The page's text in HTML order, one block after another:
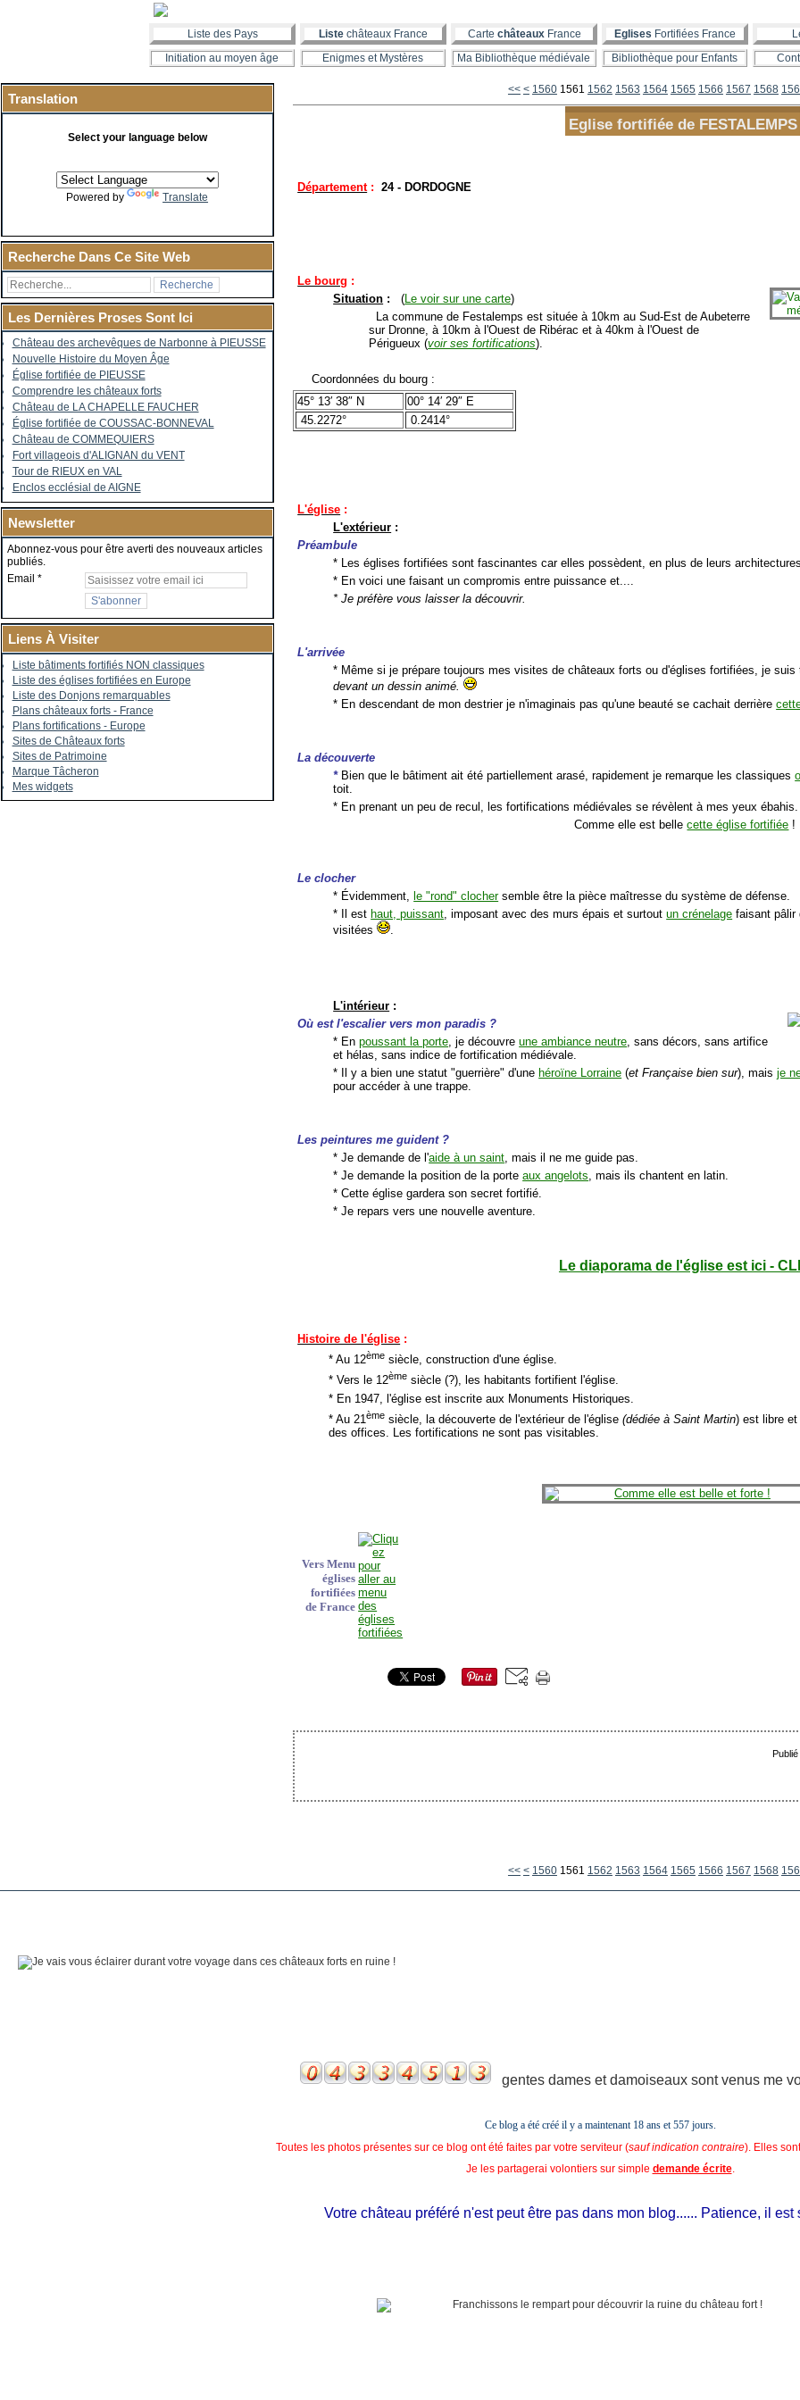
Liste des Pays Liste châteaux France Carte châteauxFrance Eglises Fortifiées France
Initiation au moyen âge
Enigmes et Mystères Ma Bibliothèque médiévale Bibliothèque pour Enfants
Translation
Select your language below
Powered by Translate
Recherche Dans Ce Site Web
Les Dernières Proses Sont Ici
Château des archevêques de Narbonne à PIEUSSE
Nouvelle Histoire du Moyen Âge
Église fortifiée de PIEUSSE
Comprendre les châteaux forts
Château de LA CHAPELLE FAUCHER
Église fortifiée de COUSSAC-BONNEVAL
Château de COMMEQUIERS
Fort villageois d'ALIGNAN du VENT
Tour de RIEUX en VAL
Enclos ecclésial de AIGNE
Newsletter
Abonnez-vous pour être averti des nouveaux articles
publiés.
Email
Liens À Visiter
Liste bâtiments fortifiés NON classiques
Liste des églises fortifiées en Europe
Liste des Donjons remarquables
Plans châteaux forts - France
Plans fortifications - Europe
Sites de Châteaux forts
Sites de Patrimoine
Marque Tâcheron
Mes widgets
<< < 1500
1510
1520
1530
1540
1550
1560 1561 1562 1563 1564 1565 1566 1567 1568
Eglise fortifiée de FESTALEMPS
Département : 24 - DORDOGNE
Le bourg :
Situation : ( Le voir sur une carte)
La commune de Festalemps est située à 10km au Sud-Est de Aubeterre
sur Dronne, à 10km à l'Ouest de Ribérac et à 40km à l'Ouest de
Périgueux (voir ses fortifications).
Coordonnées du bourg :
45° 13′ 38″ N
00° 14′ 29″ E
45.2272°
0.2414°
L'église :
L'extérieur :
Préambule
* Les églises fortifiées sont fascinantes car elles possèdent, en plus de leurs
* En voici une faisant un compromis entre puissance et....
* Je préfère vous laisser la découvrir.
L'arrivée
* Même si je prépare toujours mes visites de châteaux forts ou d'églises fortifiées, je
devant un dessin animé.
* En descendant de mon destrier je n'imaginais pas qu'une beauté se cachait derrière
La découverte
* Bien que le bâtiment ait été partiellement arasé, rapidement je remarque les classiques
toit.
* En prenant un peu de recul, les fortifications médiévales se révèlent à mes yeux ébahis.
Comme elle est bellecette église fortifiée !
Le clocher
* Évidemment,
le "rond" clochersemble être la pièce maîtresse du système de défense.
* Il est haut, puissant , imposant avec des murs épais et surtoutun crénelage faisant pâlir
visitées
L'intérieur :
Où est l'escalier vers mon paradis ?
* Enpoussant la porte , je découvreune ambiance neutre , sans décors, sans artifice
et hélas, sans indice de fortification médiévale.
* Il y a bien une statut "guerrière" d'une héroïne Lorraine (et Française bien sur), maisje
pour accéder à une trappe.
Les peintures me guident ?
* Je demande de l'aide à un saint , mais il ne me guide pas.
* Je demande la position de la porteaux angelots , mais ils chantent en latin.
* Cette église gardera son secret fortifié.
* Je repars vers une nouvelle aventure.
Le diaporama de l'église est ici -
Histoire de l'église :
* Au 12ème siècle, construction d'une église.
* Vers le 12ème siècle (?), les habitants fortifient l'église.
* En 1947, l'église est inscrite aux Monuments Historiques.
* Au 21ème siècle, la découverte de l'extérieur de l'église(dédiée à Saint Martin) est libre et
des offices. Les fortifications ne sont pas visitables.
Vers Menu
églises
fortifiées
de France
<< < 1500
1510
1520
1530
1540
1550
1560 1561 1562 1563 1564 1565 1566 1567 1568
gentes dames et damoiseaux sont venus me
Ce blog a été créé il y a maintenant 18 ans et557 jours.
Toutes les photos présentes sur ce blog ont été faites par votre serviteur (sauf indication contraire). Elles
Je les partagerai volontiers sur simple demande écrite.
Votre château préféré n'est peut être pas dans mon blog...... Patience, il est si